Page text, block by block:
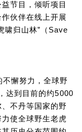
节目，倾听项目
伙伴在线上开展
啸归山林”（Save
懈努力，全球野
达到目前的约5000
不丹等国家的野
使全球野生老虎